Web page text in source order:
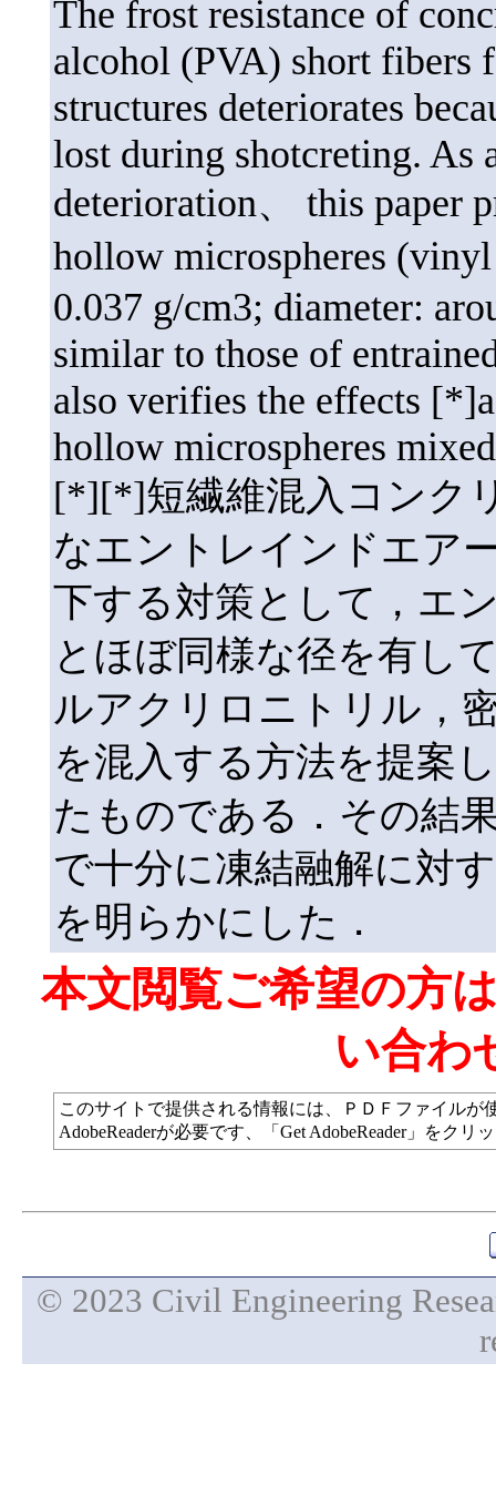
The frost resistance of
alcohol (PVA) short fibers
structures deteriorates
lost during shotcreting. As
deterioration、 this paper
hollow microspheres
0.037 g/cm3; diameter:
similar to those of
also verifies the effects
hollow microspheres
[*][*]短繊維混入コンク
なエントレインドエア
下する対策として，エ
とほぼ同様な径を有し
ルアクリロニトリル，
を混入する方法を提案
たものである．その結
で十分に凍結融解に対
を明らかにした．
本文閲覧ご希望の方
い合わ
このサイトで提供される情報には、ＰＤＦファイル
AdobeReaderが必要です、「Get AdobeReader」をク
© 2023 Civil Engineering